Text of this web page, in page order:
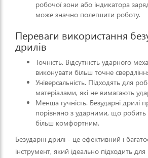
робочої зони або індикатора
може значно полегшити роботу.
Переваги використання
дрилів
Точність. Відсутність ударного
виконувати більш точне
Універсальність. Підходять для
матеріалами, які не вимагають
Менша гучність. Безударні дрилі
порівняно з ударними, що робить
більш комфортним.
Безударні дрилі - це ефективний і
інструмент, який ідеально підходить для